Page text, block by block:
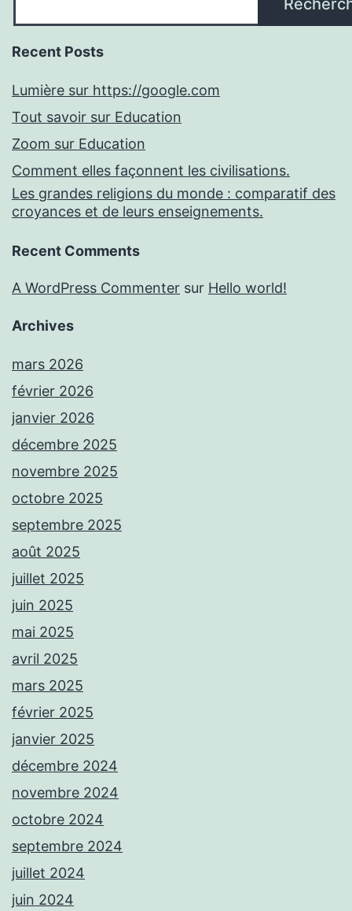
Recent Posts
Lumière sur https://google.com
Tout savoir sur Education
Zoom sur Education
Comment elles façonnent les civilisations.
Les grandes religions du monde : comparatif des
croyances et de leurs enseignements.
Recent Comments
A WordPress Commenter sur Hello world!
Archives
mars 2026
février 2026
janvier 2026
décembre 2025
novembre 2025
octobre 2025
septembre 2025
août 2025
juillet 2025
juin 2025
mai 2025
avril 2025
mars 2025
février 2025
janvier 2025
décembre 2024
novembre 2024
octobre 2024
septembre 2024
juillet 2024
juin 2024